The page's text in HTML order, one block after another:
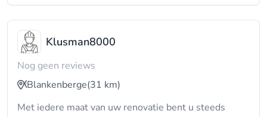
Klusman8000
Nog geen reviews
Blankenberge(31 km)
Met iedere maat van uw renovatie bent u steeds